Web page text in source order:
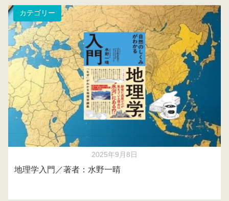
カテゴリー
2025年9月8日
地理学入門／著者：水野一晴